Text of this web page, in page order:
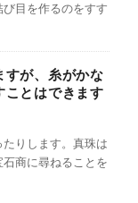
目を作るのをすす
すが、糸がかな
ことはできます
りします。真珠は
商に尋ねることを